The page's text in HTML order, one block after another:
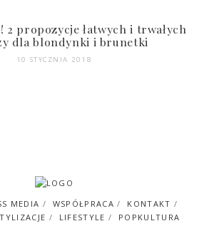
2 propozycje łatwych i trwałych
dla blondynki i brunetki
10 STYCZNIA 2018
MEDIA WSPÓŁPRACA
KONTAKT
LIFESTYLE POPKULTURA